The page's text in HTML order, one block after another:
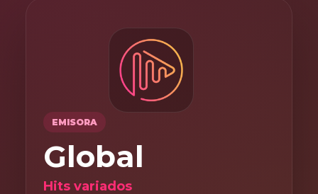
EMISORA
Global
Hits variados